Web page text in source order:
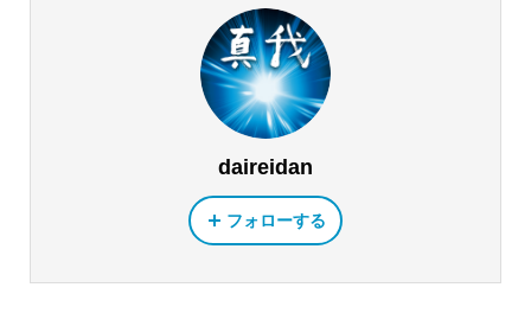
daireidan
フォローする